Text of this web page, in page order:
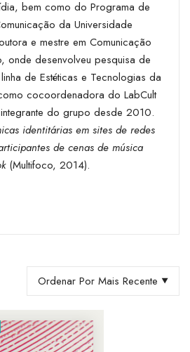
bem como do Programa de
da Universidade
e mestre em Comunicação
onde desenvolveu pesquisa de
de Estéticas e Tecnologias da
cocoordenadora do LabCult
do grupo desde 2010.
identitárias em sites de redes
de cenas de música
(Multifoco, 2014).
Ordenar Por Mais Recente